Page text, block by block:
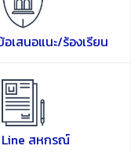
เสนอแนะ/ร้องเรียน
สหกรณ์